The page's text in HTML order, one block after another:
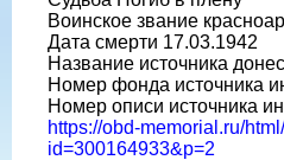
Воинское звание
Дата смерти 17.03.1942
Название источника
Номер фонда источника
Номер описи источника
https://obd-memorial.ru/
id=300164933&p=2